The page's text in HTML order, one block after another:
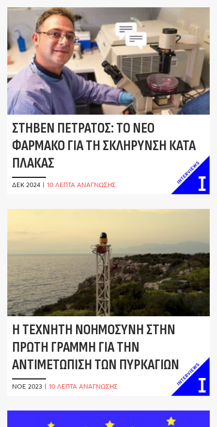
ΣΤΉΒΕΝ ΠΕΤΡΆΤΟΣ: ΤΟ ΝΈΟ
ΦΆΡΜΑΚΟ ΓΙΑ ΤΗ ΣΚΛΉΡΥΝΣΗ ΚΑΤΆ
ΠΛΆΚΑΣ
ΔΕΚ 2024 | 10 ΛΕΠΤΑ ΑΝΑΓΝΩΣΗΣ
Η ΤΕΧΝΗΤΉ ΝΟΗΜΟΣΎΝΗ ΣΤΗΝ
ΠΡΏΤΗ ΓΡΑΜΜΉ ΓΙΑ ΤΗΝ
ΑΝΤΙΜΕΤΏΠΙΣΗ ΤΩΝ ΠΥΡΚΑΓΙΏΝ
ΝΟΈ 2023 | 10 ΛΕΠΤΑ ΑΝΑΓΝΩΣΗΣ